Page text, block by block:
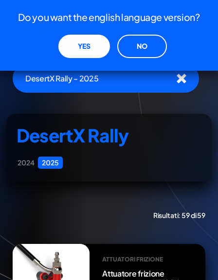
DesertX Rally - 2025
DesertX Rally
2024 2025
Risultati:59 di 59
ATTUATORI FRIZIONE
Attuatore frizione
Do you want the english language version?
YES NO